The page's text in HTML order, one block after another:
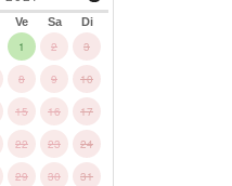
Ve Sa Di
1 2 3
8 9 10
15 16 17
22 23 24
29 30 31